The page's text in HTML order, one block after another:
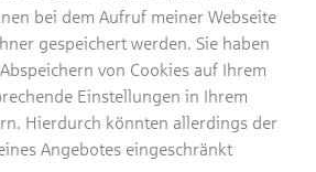
bei dem Aufruf meiner Webseite
gespeichert werden. Sie haben
von Cookies auf Ihrem
Einstellungen in Ihrem
Hierdurch könnten allerdings der
Angebotes eingeschränkt